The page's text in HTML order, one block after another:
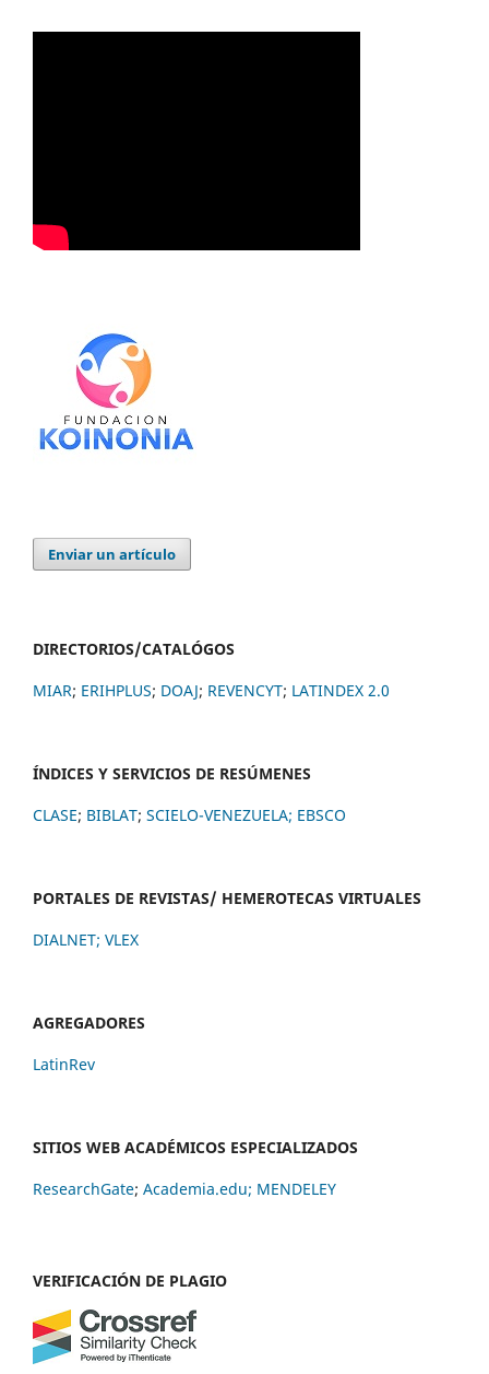
Enviar un artículo
DIRECTORIOS/CATALÓGOS
MIAR; ERIHPLUS; DOAJ; REVENCYT; LATINDEX 2.0
ÍNDICES Y SERVICIOS DE RESÚMENES
CLASE; BIBLAT; SCIELO-VENEZUELA; EBSCO
PORTALES DE REVISTAS/ HEMEROTECAS VIRTUALES
DIALNET; VLEX
AGREGADORES
LatinRev
SITIOS WEB ACADÉMICOS ESPECIALIZADOS
ResearchGate; Academia.edu; MENDELEY
VERIFICACIÓN DE PLAGIO